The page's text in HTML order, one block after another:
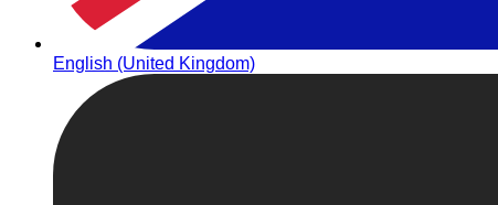
English (United Kingdom)